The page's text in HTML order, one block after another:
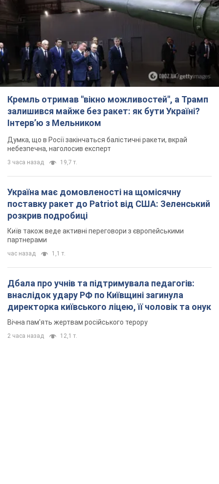
Кремль отримав "вікно можливостей", а Трамп
залишився майже без ракет: як бути Україні?
Інтерв’ю з Мельником
Думка, що в Росії закінчаться балістичні ракети, вкрай
небезпечна, наголосив експерт
3 часа назад 19,7 т.
Україна має домовленості на щомісячну
поставку ракет до Patriot від США: Зеленський
розкрив подробиці
Київ також веде активні переговори з європейськими
партнерами
час назад 1,1 т.
Дбала про учнів та підтримувала педагогів:
внаслідок удару РФ по Київщині загинула
директорка київського ліцею, її чоловік та онук
Вічна пам'ять жертвам російського терору
2 часа назад 12,1 т.